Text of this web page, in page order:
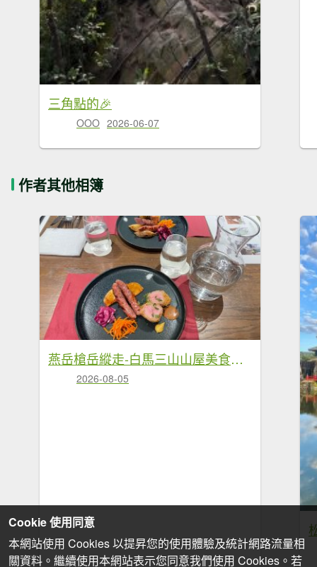
三角點的🎉
OOO 2026-06-07
作者其他相簿
燕岳槍岳縱走-白馬三山山屋美食❤️慶功宴
2026-08-05
Cookie 使用同意
本網站使用 Cookies 以提昇您的使用體驗及統計網路流量相
關資料。繼續使用本網站表示您同意我們使用 Cookies。若